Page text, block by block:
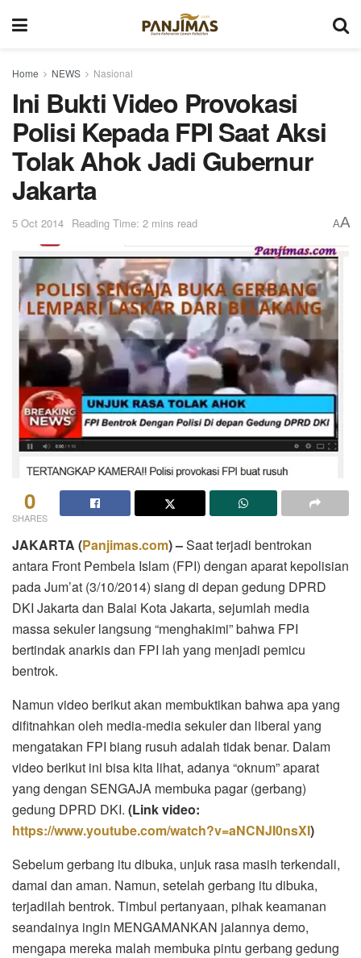
Home NEWS Nasional
Ini Bukti Video Provokasi
Polisi Kepada FPI Saat Aksi
Tolak Ahok Jadi Gubernur
Jakarta
5 Oct 2014 Reading Time: 2 mins read AA
0
SHARES
JAKARTA (Panjimas.com) –Saat terjadi bentrokan
antara Front Pembela Islam (FPI) dengan aparat kepolisian
pada Jum’at (3/10/2014) siang di depan gedung DPRD
DKI Jakarta dan Balai Kota Jakarta, sejumlah media
massa sekuler langsung “menghakimi” bahwa FPI
bertindak anarkis dan FPI lah yang menjadi pemicu
bentrok.
Namun video berikut akan membuktikan bahwa apa yang
difitnahkan oleh media-media sekuler dan liberal yang
mengatakan FPI biang rusuh adalah tidak benar. Dalam
video berikut ini bisa kita lihat, adanya “oknum” aparat
yang dengan SENGAJA membuka pagar (gerbang)
gedung DPRD DKI. (Link video:
https://www.youtube.com/watch?v=aNCNJI0nsXI)
Sebelum gerbang itu dibuka, unjuk rasa masih terkendali,
damai dan aman. Namun, setelah gerbang itu dibuka,
terjadilah bentrok. Timbul pertanyaan, pihak keamanan
seandainya ingin MENGAMANKAN jalannya demo,
mengapa mereka malah membuka pintu gerbang gedung